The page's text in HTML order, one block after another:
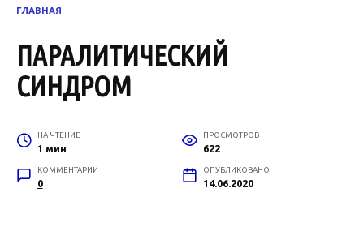
ГЛАВНАЯ
ПАРАЛИТИЧЕСКИЙ
СИНДРОМ
НА ЧТЕНИЕ
1 мин
ПРОСМОТРОВ
622
КОММЕНТАРИИ
0
ОПУБЛИКОВАНО
14.06.2020